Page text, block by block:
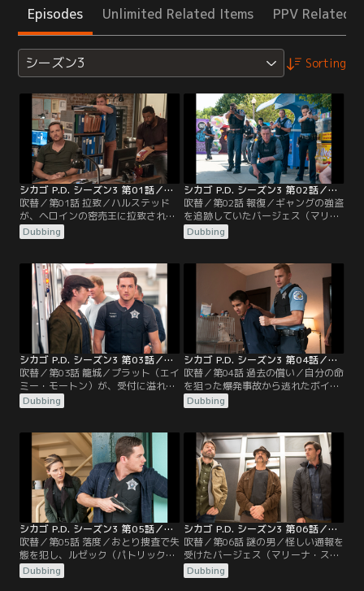
Episodes Unlimited Related Items PPV Related
シーズン3 Sorting
シカゴ P.D. シーズン3 第01話／吹替
吹替／第01話 拉致／ハルステッド
が、ヘロインの密売王に拉致され、
特捜班メンバーが、捜査に乗り出
す。新シーズンの第1話では、シカ
大物デレク・キーズを追跡すること
になる。一方、ハルステッド（ジェ
シー・リー・ソファー）は、特捜か
ら3週間の謹慎を言い渡され、自堕
落な生活にはまったリンジー（ソフ
ィア・ブッシュ）を…。
Dubbing
シカゴ P.D. シーズン3 第02話／吹替
吹替／第02話 報復／ギャングの強盗
を追跡していたバージェス（マリー
ナ・スケルチアティ）とローマン
（ブライアン・ジェラティ）は、偶
体を発見し…。
Dubbing
シカゴ P.D. シーズン3 第03話／吹替
吹替／第03話 籠城／プラット（エイ
ミー・モートン）が、受付に溢れか
える人たちの対応をしていた時、自
分の行方不明の娘を探してもらうた
る。同じ頃、フィッシャー署長（ケ
ビン・オコーナー）は、バニー（マ
ーキー・ポスト）が、過去の件をネ
タに訴訟を起こそうとしていること
をボイト（ジェイソン・ベギー）に
知らせる。
Dubbing
シカゴ P.D. シーズン3 第04話／吹替
吹替／第04話 過去の償い／自分の命
を狙った爆発事故から逃れたボイト
（ジェイソン・ベギー）は、その犯
人が、かつて自分とオリンスキーが
る。そして、他の者を傷つける前
に、何としても彼を捕まえようとす
る。
Dubbing
シカゴ P.D. シーズン3 第05話／吹替
吹替／第05話 落度／おとり捜査で失
態を犯し、ルゼック（パトリック・
フルーガー）は、新任のクロウリー
本部長代理（バーバラ・イヴ・ハリ
Dubbing
シカゴ P.D. シーズン3 第06話／吹替
吹替／第06話 謎の男／怪しい通報を
受けたバージェス（マリーナ・スケ
ルチアティ）と彼女の臨時パートナ
ーのプライス（トラビス・A・ナイ
Dubbing